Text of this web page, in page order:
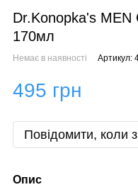
Dr.Konopka's MEN
170мл
Немає в наявності Артикул:
495 грн
Повідомити, коли
Опис